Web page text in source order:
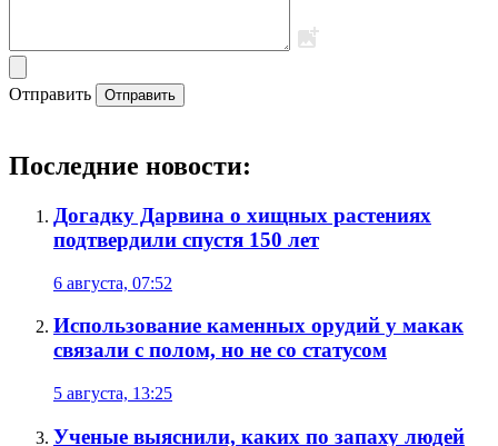
Отправить Отправить
Последние новости:
Догадку Дарвина о хищных растениях
подтвердили спустя 150 лет
6 августа, 07:52
Использование каменных орудий у макак
связали с полом, но не со статусом
5 августа, 13:25
Ученые выяснили, каких по запаху людей